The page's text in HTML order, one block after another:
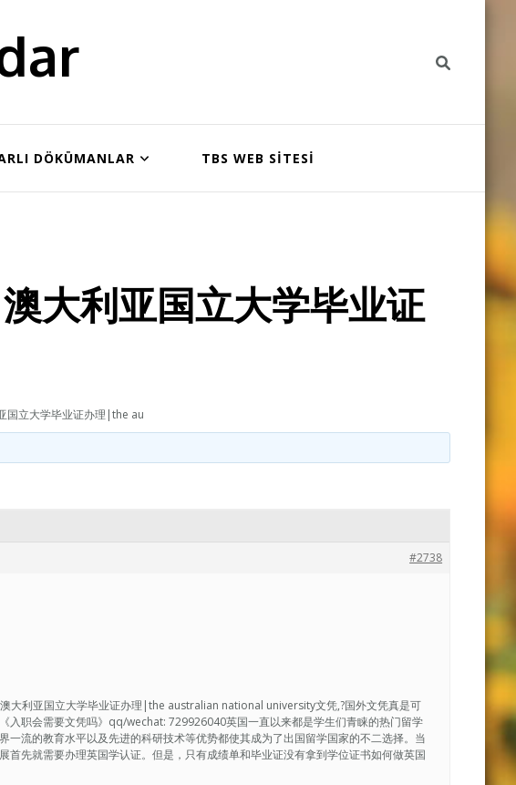
DÖKÜMANLAR TBS WEB SİTESİ
大利亚国立大学毕业证
国立大学毕业证办理|the au
#2738
大利亚国立大学毕业证办理|the australian national university文凭,?国外文凭真是可
入职会需要文凭吗》qq/wechat: 729926040英国一直以来都是学生们青睐的热门留学
一流的教育水平以及先进的科研技术等优势都使其成为了出国留学国家的不二选择。当
首先就需要办理英国学认证。但是，只有成绩单和毕业证没有拿到学位证书如何做英国